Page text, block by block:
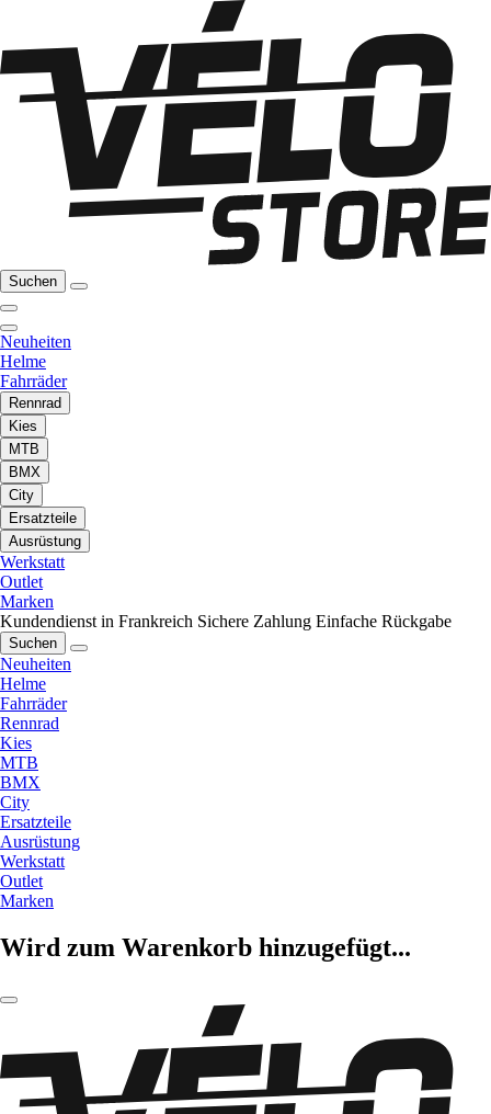
Suchen
Neuheiten
Helme
Fahrräder
Rennrad
Kies
MTB
BMX
City
Ersatzteile
Ausrüstung
Werkstatt
Outlet
Marken
Kundendienst in Frankreich Sichere Zahlung Einfache Rückgabe
Suchen
Neuheiten
Helme
Fahrräder
Rennrad
Kies
MTB
BMX
City
Ersatzteile
Ausrüstung
Werkstatt
Outlet
Marken
Wird zum Warenkorb hinzugefügt...